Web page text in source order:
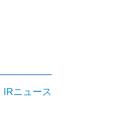
IRニュース